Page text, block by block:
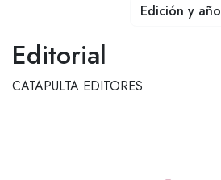
Editorial
CATAPULTA EDITORES
Edición y año